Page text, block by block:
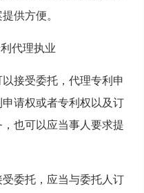
供方便。
理执业
受委托，代理专利申
请权或者专利权以及订
也可以应当事人要求提
托，应当与委托人订